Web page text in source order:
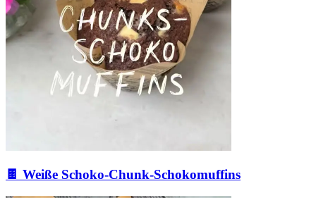
🍫 Weiße Schoko-Chunk-Schokomuffins